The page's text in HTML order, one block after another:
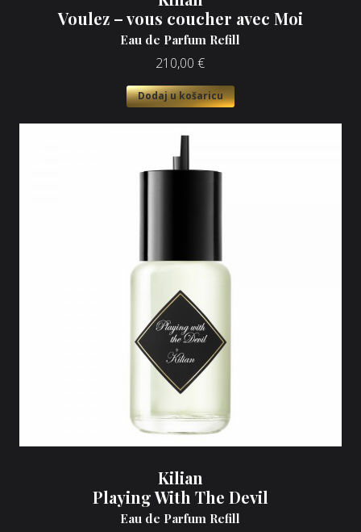
Voulez – vous coucher avec Moi
Eau de Parfum Refill
210,00 €
Dodaj u košaricu
Kilian
Playing With The Devil
Eau de Parfum Refill